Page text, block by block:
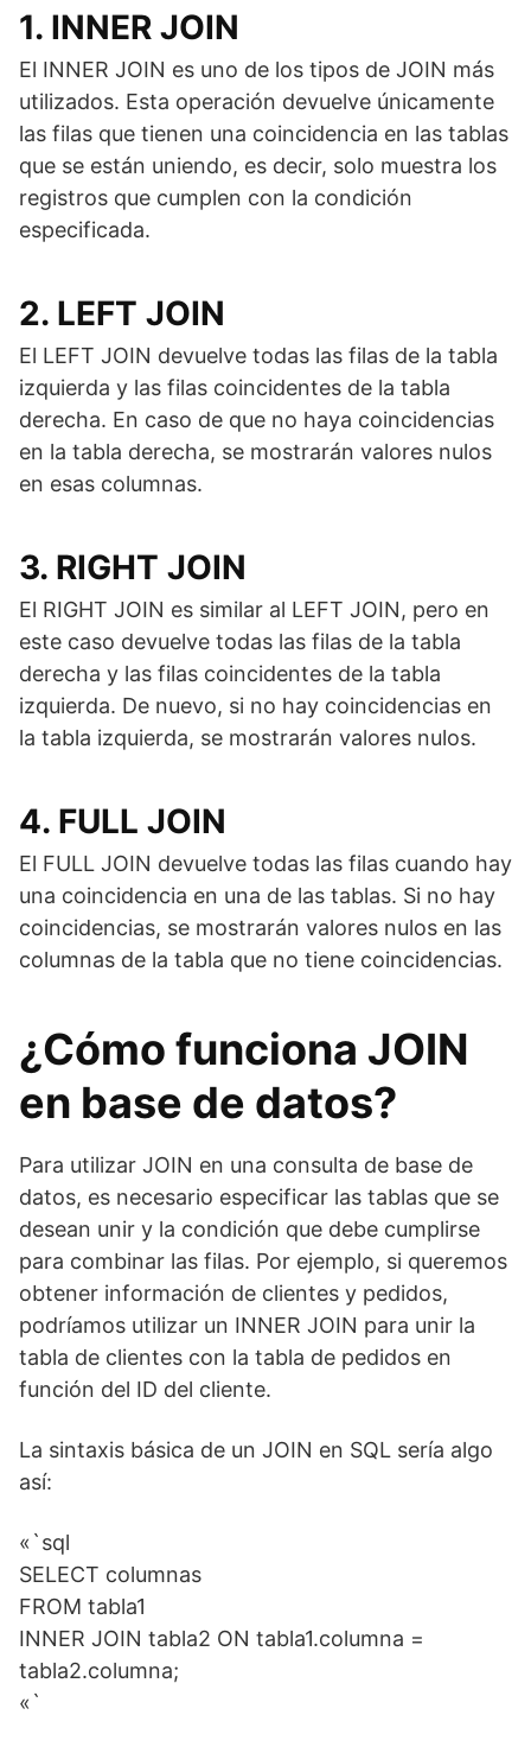
1. INNER JOIN
El INNER JOIN es uno de los tipos de JOIN más
utilizados. Esta operación devuelve únicamente
las filas que tienen una coincidencia en las tablas
que se están uniendo, es decir, solo muestra los
registros que cumplen con la condición
especificada.
2. LEFT JOIN
El LEFT JOIN devuelve todas las filas de la tabla
izquierda y las filas coincidentes de la tabla
derecha. En caso de que no haya coincidencias
en la tabla derecha, se mostrarán valores nulos
en esas columnas.
3. RIGHT JOIN
El RIGHT JOIN es similar al LEFT JOIN, pero en
este caso devuelve todas las filas de la tabla
derecha y las filas coincidentes de la tabla
izquierda. De nuevo, si no hay coincidencias en
la tabla izquierda, se mostrarán valores nulos.
4. FULL JOIN
El FULL JOIN devuelve todas las filas cuando hay
una coincidencia en una de las tablas. Si no hay
coincidencias, se mostrarán valores nulos en las
columnas de la tabla que no tiene coincidencias.
¿Cómo funciona JOIN
en base de datos?
Para utilizar JOIN en una consulta de base de
datos, es necesario especificar las tablas que se
desean unir y la condición que debe cumplirse
para combinar las filas. Por ejemplo, si queremos
obtener información de clientes y pedidos,
podríamos utilizar un INNER JOIN para unir la
tabla de clientes con la tabla de pedidos en
función del ID del cliente.
La sintaxis básica de un JOIN en SQL sería algo
así:
«`sql
SELECT columnas
FROM tabla1
INNER JOIN tabla2 ON tabla1.columna =
tabla2.columna;
«`